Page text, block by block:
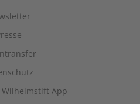
App